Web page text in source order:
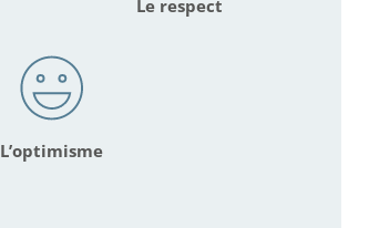
Le respect
L’optimisme